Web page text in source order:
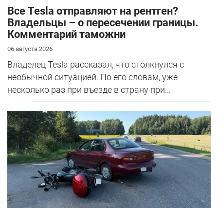
Все Tesla отправляют на рентген?
Владельцы – о пересечении границы.
Комментарий таможни
06 августа 2026
Владелец Tesla рассказал, что столкнулся с
необычной ситуацией. По его словам, уже
несколько раз при въезде в страну при...